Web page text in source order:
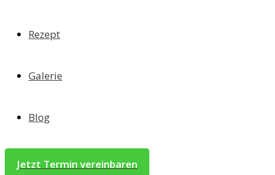
Rezept
Galerie
Blog
Jetzt Termin vereinbaren